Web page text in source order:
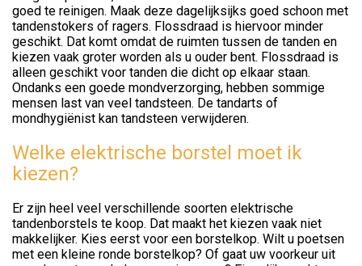
goed te reinigen. Maak deze dagelijksijks goed schoon met
tandenstokers of ragers. Flossdraad is hiervoor minder
geschikt. Dat komt omdat de ruimten tussen de tanden en
kiezen vaak groter worden als u ouder bent. Flossdraad is
alleen geschikt voor tanden die dicht op elkaar staan.
Ondanks een goede mondverzorging, hebben sommige
mensen last van veel tandsteen. De tandarts of
mondhygiënist kan tandsteen verwijderen.
Welke elektrische borstel moet ik
kiezen?
Er zijn heel veel verschillende soorten elektrische
tandenborstels te koop. Dat maakt het kiezen vaak niet
makkelijker. Kies eerst voor een borstelkop. Wilt u poetsen
met een kleine ronde borstelkop? Of gaat uw voorkeur uit